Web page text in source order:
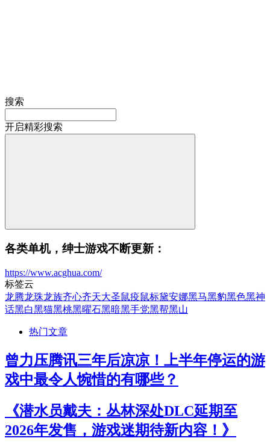
搜索
开启精彩搜索
各类单机，绅士游戏不断更新：
https://www.acghua.com/
标签云
龙腾龙珠龙族齐心齐天大圣鼠疫鼠标黛安娜黑马黑豹黑色黑神
话黑白黑猫黑桃黑曜石黑暗黑手党黑帮黑山
热门文章
曾力压腾讯三年后凉凉！上半年停运的游
戏中最令人惋惜的有哪些？
《潜水员戴夫：丛林深处DLC延期至
2026年发售，游戏迷期待新内容！》